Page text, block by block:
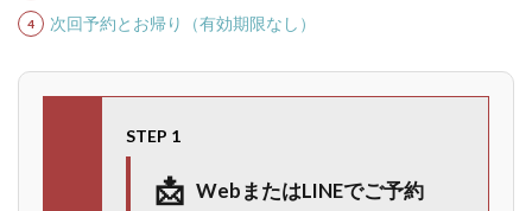
次回予約とお帰り（有効期限なし）
STEP 1
📩 WebまたはLINEでご予約